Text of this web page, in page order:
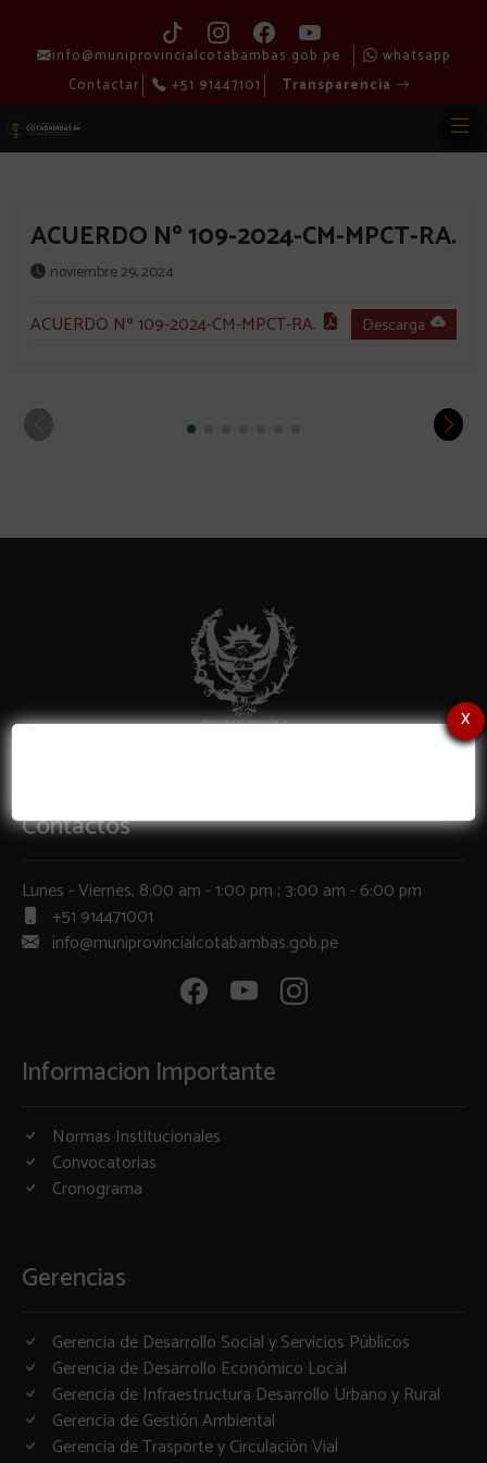
info@muniprovincialcotabambas.gob.pe
whatsapp
Contactar
+51 91447101 Transparencia
ACUERDO Nº 109-2024-CM-MPCT-RA.
noviembre 29, 2024
ACUERDO Nº 109-2024-CM-MPCT-RA. Descarga
x
Contactos
Lunes - Viernes, 8:00 am - 1:00 pm ; 3:00 am - 6:00 pm
+51 914471001
info@muniprovincialcotabambas.gob.pe
Informacion Importante
Normas Institucionales
Convocatorias
Cronograma
Gerencias
Gerencia de Desarrollo Social y Servicios Públicos
Gerencia de Desarrollo Económico Local
Gerencia de Infraestructura Desarrollo Urbano y Rural
Gerencia de Gestión Ambiental
Gerencia de Trasporte y Circulación Vial